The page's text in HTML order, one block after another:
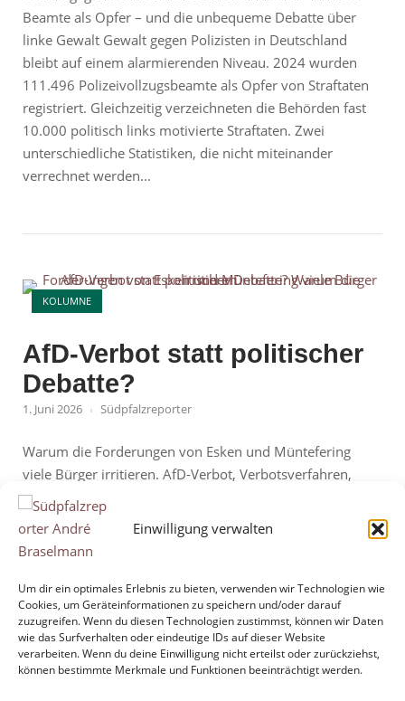
Einwilligung verwalten
Um dir ein optimales Erlebnis zu bieten, verwenden wir Technologien wie
Cookies, um Geräteinformationen zu speichern und/oder darauf
zuzugreifen. Wenn du diesen Technologien zustimmst, können wir Daten
wie das Surfverhalten oder eindeutige IDs auf dieser Website
verarbeiten. Wenn du deine Einwilligung nicht erteilst oder zurückziehst,
können bestimmte Merkmale und Funktionen beeinträchtigt werden.
Beamte als Opfer – und die unbequeme Debatte über
linke Gewalt Gewalt gegen Polizisten in Deutschland
bleibt auf einem alarmierenden Niveau. 2024 wurden
111.496 Polizeivollzugsbeamte als Opfer von Straftaten
registriert. Gleichzeitig verzeichneten die Behörden fast
10.000 politisch links motivierte Straftaten. Zwei
unterschiedliche Statistiken, die nicht miteinander
verrechnet werden...
KOLUMNE
Open post
AfD-Verbot statt politischer
Debatte?
1. Juni 2026 Südpfalzreporter
Warum die Forderungen von Esken und Müntefering
viele Bürger irritieren. AfD-Verbot, Verbotsverfahren,
Demokratie und Meinungsfreiheit: Die Forderungen aus
der SPD nach einem Vorgehen gegen die AfD sorgen
erneut für kontroverse Diskussionen. Während die
fordert, spricht der ehemalige SPD-Chef Franz
Müntefering von einem Verbotsverfahren. Doch viele
Bürger fragen...
"AfD-
Mehr lesen